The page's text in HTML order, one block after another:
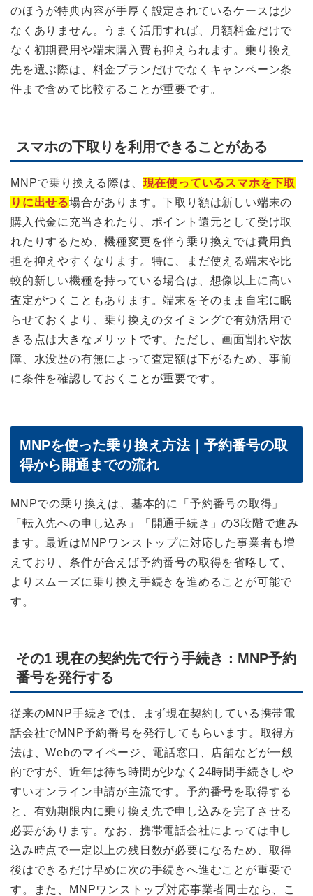
のほうが特典内容が手厚く設定されているケースは少
なくありません。うまく活用すれば、月額料金だけで
なく初期費用や端末購入費も抑えられます。乗り換え
先を選ぶ際は、料金プランだけでなくキャンペーン条
件まで含めて比較することが重要です。
スマホの下取りを利用できることがある
MNPで乗り換える際は、 現在使っているスマホを下取
りに出せる場合があります。下取り額は新しい端末の
購入代金に充当されたり、ポイント還元として受け取
れたりするため、機種変更を伴う乗り換えでは費用負
担を抑えやすくなります。特に、まだ使える端末や比
較的新しい機種を持っている場合は、想像以上に高い
査定がつくこともあります。端末をそのまま自宅に眠
らせておくより、乗り換えのタイミングで有効活用で
きる点は大きなメリットです。ただし、画面割れや故
障、水没歴の有無によって査定額は下がるため、事前
に条件を確認しておくことが重要です。
MNPを使った乗り換え方法｜予約番号の取
得から開通までの流れ
MNPでの乗り換えは、基本的に「予約番号の取得」
「転入先への申し込み」「開通手続き」の3段階で進み
ます。最近はMNPワンストップに対応した事業者も増
えており、条件が合えば予約番号の取得を省略して、
よりスムーズに乗り換え手続きを進めることが可能で
す。
その1 現在の契約先で行う手続き：MNP予約
番号を発行する
従来のMNP手続きでは、まず現在契約している携帯電
話会社でMNP予約番号を発行してもらいます。取得方
法は、Webのマイページ、電話窓口、店舗などが一般
的ですが、近年は待ち時間が少なく24時間手続きしや
すいオンライン申請が主流です。予約番号を取得する
と、有効期限内に乗り換え先で申し込みを完了させる
必要があります。なお、携帯電話会社によっては申し
込み時点で一定以上の残日数が必要になるため、取得
後はできるだけ早めに次の手続きへ進むことが重要で
す。また、MNPワンストップ対応事業者同士なら、こ